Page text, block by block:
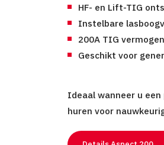
HF- en Lift-TIG
Instelbare
200A TIG vermogen
Geschikt voor
Ideaal wanneer u een
huren voor